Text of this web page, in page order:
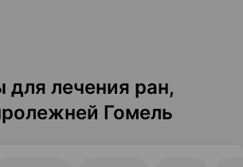
для лечения ран,
Гомель